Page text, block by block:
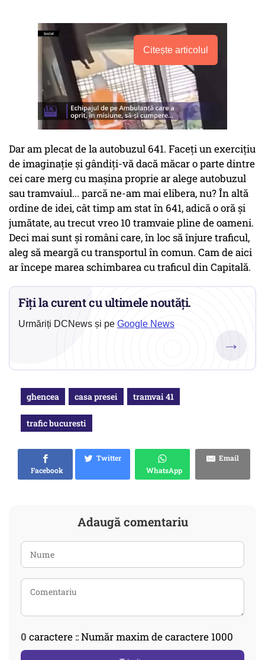
Citește articolul
Dar am plecat de la autobuzul 641. Faceți un exercițiu
de imaginație și gândiți-vă dacă măcar o parte dintre
cei care merg cu mașina proprie ar alege autobuzul
sau tramvaiul... parcă ne-am mai elibera, nu? În altă
ordine de idei, cât timp am stat în 641, adică o oră și
jumătate, au trecut vreo 10 tramvaie pline de oameni.
Deci mai sunt și români care, în loc să înjure traficul,
aleg să meargă cu transportul în comun. Cam de aici
ar începe marea schimbarea cu traficul din Capitală.
Fiți la curent cu ultimele noutăți.
Urmăriți DCNews și pe Google News
→
ghencea casa presei tramvai 41
trafic bucuresti
Facebook
Twitter
WhatsApp
Email
Adaugă comentariu
0 caractere :: Număr maxim de caractere 1000